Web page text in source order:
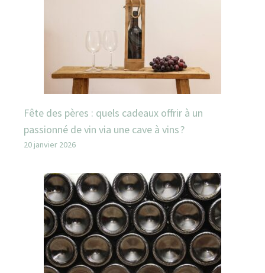
Fête des pères : quels cadeaux offrir à un
passionné de vin via une cave à vins ?
20 janvier 2026